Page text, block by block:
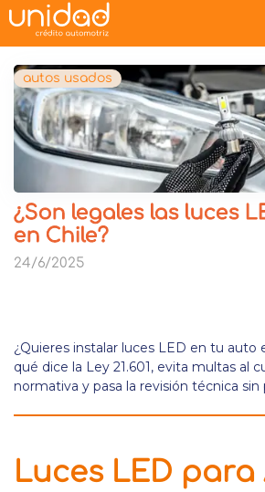
autos usados
¿Son legales las luces
en Chile?
24/6/2025
¿Quieres instalar luces LED en tu auto
qué dice la Ley 21.601, evita multas al
normativa y pasa la revisión técnica sin
Luces LED para